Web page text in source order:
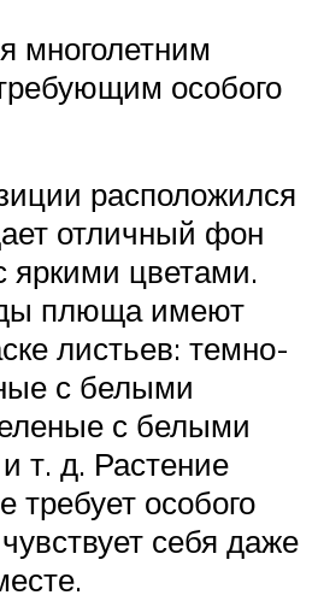
многолетним
особого
расположился
отличный фон
яркими цветами.
плюща имеют
листьев: темно-
с белыми
с белыми
т. д. Растение
требует особого
себя даже